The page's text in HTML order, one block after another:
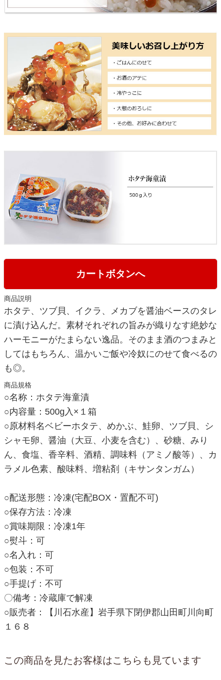
カートボタンへ
商品説明
ホタテ、ツブ貝、イクラ、メカブを醤油ベースのタレ
に漬け込んだ。素材それぞれの旨みが織りなす絶妙な
ハーモニーがたまらない逸品。そのまま酒のつまみと
してはもちろん、温かいご飯や冷奴にのせて食べるの
も◎。
商品規格
○名称：ホタテ海童漬
○内容量：500g入×１箱
○原材料名ベビーホタテ、めかぶ、鮭卵、ツブ貝、シ
シャモ卵、醤油（大豆、小麦を含む）、砂糖、みり
ん、食塩、香辛料、酒精、調味料（アミノ酸等）、カ
ラメル色素、酸味料、増粘剤（キサンタンガム）
○配送形態：冷凍(宅配BOX・置配不可)
○保存方法：冷凍
○賞味期限：冷凍1年
○熨斗：可
○名入れ：可
○包装：不可
○手提げ：不可
〇備考：冷蔵庫で解凍
○販売者：【川石水産】岩手県下閉伊郡山田町川向町
１６８
この商品を見たお客様はこちらも見ています